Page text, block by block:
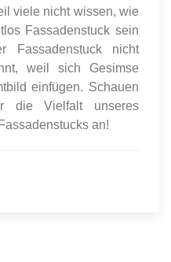
viele nicht wissen, wie
Fassadenstuck sein
Fassadenstuck nicht
weil sich Gesimse
einfügen. Schauen
die Vielfalt unseres
an!